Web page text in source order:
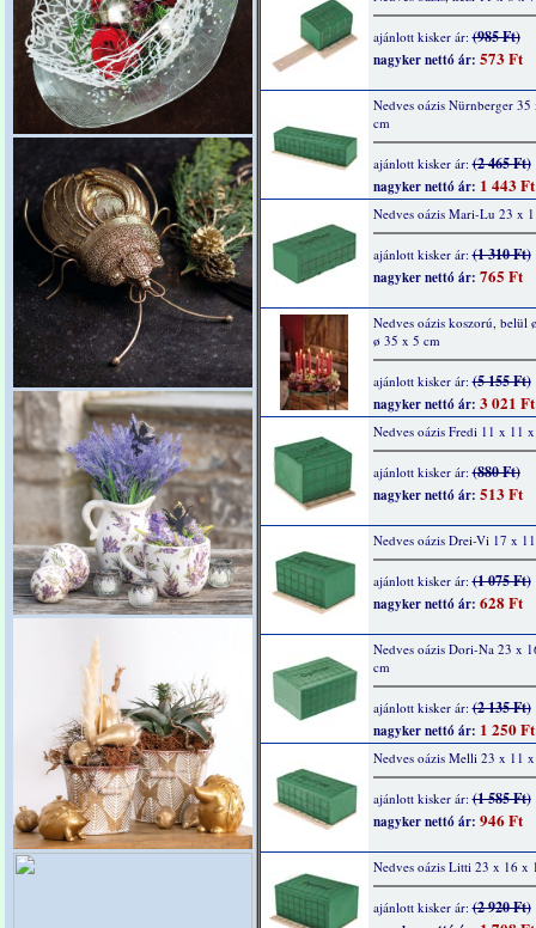
ajánlott kisker ár:(985 Ft)
nagyker nettó ár: 573 Ft
Nedves oázis Nürnberger
cm
ajánlott kisker ár:(2 465 Ft)
nagyker nettó ár: 1 443 Ft
Nedves oázis Mari-Lu 23 x
ajánlott kisker ár:(1 310 Ft)
nagyker nettó ár: 765 Ft
Nedves oázis koszorú, belül
ø 35 x 5 cm
ajánlott kisker ár:(5 155 Ft)
nagyker nettó ár: 3 021 Ft
Nedves oázis Fredi 11 x 11
ajánlott kisker ár:(880 Ft)
nagyker nettó ár: 513 Ft
Nedves oázis Drei-Vi 17 x
ajánlott kisker ár:(1 075 Ft)
nagyker nettó ár: 628 Ft
Nedves oázis Dori-Na 23 x
cm
ajánlott kisker ár:(2 135 Ft)
nagyker nettó ár: 1 250 Ft
Nedves oázis Melli 23 x 11
ajánlott kisker ár:(1 585 Ft)
nagyker nettó ár: 946 Ft
Nedves oázis Litti 23 x 16 x
ajánlott kisker ár:(2 920 Ft)